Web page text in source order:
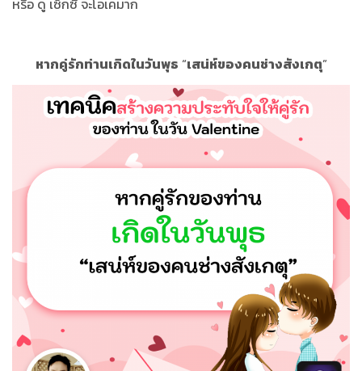
หรือ ดู เซ็กซี่ จะโอเคมาก
หากคู่รักท่านเกิดในวันพุธ “เสน่ห์ของคนช่างสังเกตุ”